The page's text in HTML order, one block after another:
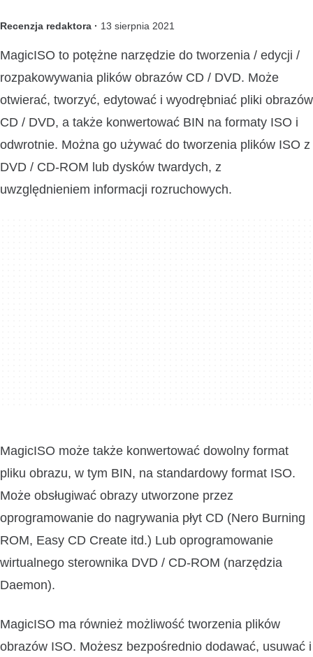
Recenzja redaktora · 13 sierpnia 2021
MagicISO to potężne narzędzie do tworzenia / edycji /
rozpakowywania plików obrazów CD / DVD. Może
otwierać, tworzyć, edytować i wyodrębniać pliki obrazów
CD / DVD, a także konwertować BIN na formaty ISO i
odwrotnie. Można go używać do tworzenia plików ISO z
DVD / CD-ROM lub dysków twardych, z
uwzględnieniem informacji rozruchowych.
MagicISO może także konwertować dowolny format
pliku obrazu, w tym BIN, na standardowy format ISO.
Może obsługiwać obrazy utworzone przez
oprogramowanie do nagrywania płyt CD (Nero Burning
ROM, Easy CD Create itd.) Lub oprogramowanie
wirtualnego sterownika DVD / CD-ROM (narzędzia
Daemon).
MagicISO ma również możliwość tworzenia plików
obrazów ISO. Możesz bezpośrednio dodawać, usuwać i